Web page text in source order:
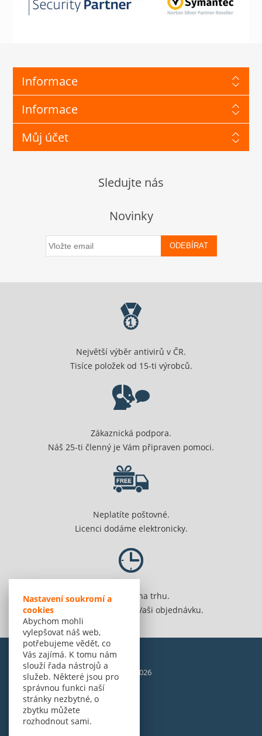
Nastavení soukromí a
cookies
Abychom mohli
vylepšovat náš web,
potřebujeme vědět, co
Vás zajímá. K tomu nám
slouží řada nástrojů a
služeb. Některé jsou pro
správnou funkci naší
stránky nezbytné, o
zbytku můžete
rozhodnout sami.
Informace
Informace
Můj účet
Sledujte nás
Novinky
ODEBÍRAT
Největší výběr antivirů v ČR.
Tisíce položek od 15-ti výrobců.
Zákaznická podpora.
Náš 25-ti členný je Vám připraven pomoci.
Neplatíte poštovné.
Licenci dodáme elektronicky.
Jsme 20 let na trhu.
Spolehlivě vyřídíme Vaši objednávku.
© Amenit Software Solutions, 1998 - 2026
Powered by nopCommerce